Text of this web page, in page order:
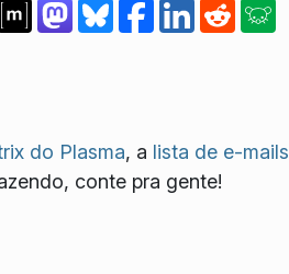
do Plasma, a lista de e-mails
conte pra gente!